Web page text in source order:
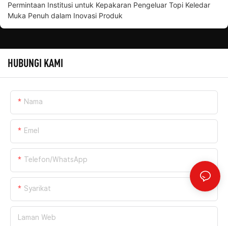
Permintaan Institusi untuk Kepakaran Pengeluar Topi Keledar
Muka Penuh dalam Inovasi Produk
HUBUNGI KAMI
Nama
Emel
Telefon/WhatsApp
Syarikat
Laman Web